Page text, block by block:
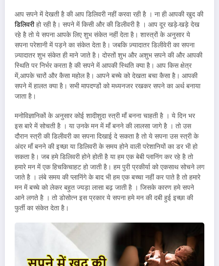
आप सपने में देखती है की आप डिलिवरी नहीं करवा रही है । ना ही आपकी खुद की
डिलिवरीहो रही है। सपने में किसी और की डिलीवरी है । आप दूर खड़े-खड़े देख
रहे है तो ये सपना आपके लिए शुभ संकेत नहीं देता है। शास्त्रों के अनुसार ये
सपना परेशानी में पड़ने का संकेत देता है। जबकि ज़्यादातर डिलीवेरी का सपना
ज़्यादातर शुभ संकेत ही माने जाते है। दोस्तों शुभ और अशुभ सपने की और आपकी
स्थिति पर निर्भर करता है की सपने में आपकी स्थिति क्या है। आप किस क्षेत्र
में,आपके चारों और कैसा महोल है। आपने बच्चे को देखता बचा कैसा है। आपकी
सपने में हालत क्या है। सभी मापदण्डों को मध्यनजर रखकर सपने का अर्थ बनाया
जाता है।
मनोविज्ञानिकों के अनुसार कोई शादीशुदा स्त्री माँ बनना चाहती है । ये दिन भर
इस बारे में सोचती है । या उनके मन में माँ बनने की लालसा जागे है । तो उस
दौरान स्त्री की डिलीवरी का सपना दिखाई दे सकता है तो ये सपना उस स्त्री के
अंदर माँ बनने की इच्छा या डिलिवरी के समय होने वाली परेशानियों का डर भी हो
सकता है। जब हमे डिलिवरी होने होती है या हम एक बेबी प्लानिंग कर रहे है तो
हमारे मन में एक हिचकिचाहट हो जाती है। हम पुरी प्रकीर्या को एकसाथ सोचने लग
जाते है । लंबे समय की प्लानिंगे के बाद भी हम एक बच्चा नहीं कर पाते है तो हमारे
मन में बच्चे को लेकर बहुत ज्यड़ा लासा बढ़ जाती है । जिसके कारण हमे सपने
आने लगते है । तो डोसोत्न इस प्रकार ये सपना हमे मन की दबी हुई इच्छा की
फुर्ती का संकेत देता है।